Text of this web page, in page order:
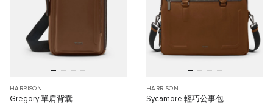
HARRISON
Gregory 單肩背囊
HARRISON
Sycamore 輕巧公事包